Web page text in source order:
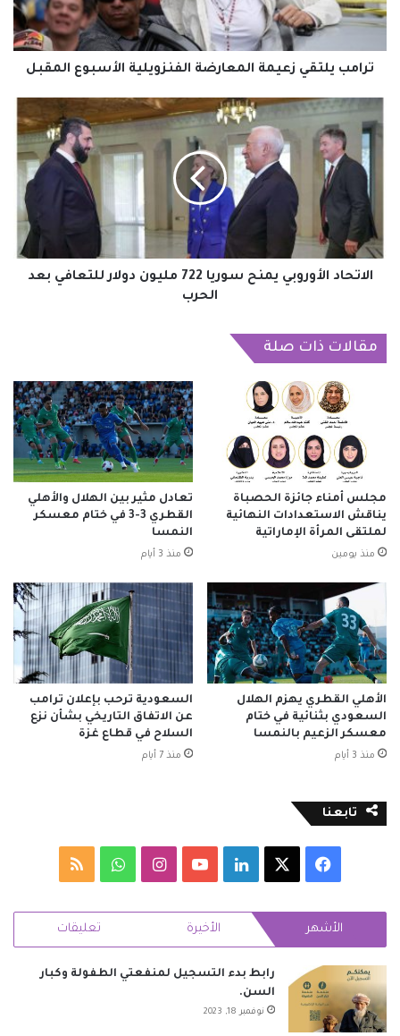
المقبل
ترامب يلتقي زعيمة المعارضة الفنزويلية الأسبوع المقبل
الأوروبي
سوريا
مليون
دولار
للتعافي
بعد
الحرب
الاتحاد الأوروبي يمنح سوريا 722 مليون دولار للتعافي بعد
الحرب
مقالات ذات صلة
مجلس أمناء جائزة الحصباة
يناقش الاستعدادات النهائية
لملتقى المرأة الإماراتية
منذ يومين
تعادل مثير بين الهلال والأهلي
القطري 3-3 في ختام معسكر
النمسا
منذ 3 أيام
الأهلي القطري يهزم الهلال
السعودي بثنائية في ختام
معسكر الزعيم بالنمسا
منذ 3 أيام
السعودية ترحب بإعلان ترامب
عن الاتفاق التاريخي بشأن نزع
السلاح في قطاع غزة
منذ 7 أيام
تابعنا
فيسبوك لينكدإن‫YouTubeانستقرامواتسابملخص
RSS الأشهر الأخيرة تعليقات
رابط بدء التسجيل لمنفعتي الطفولة وكبار
السن.
نوفمبر 18, 2023